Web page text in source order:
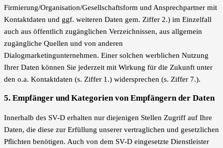
Firmierung/Organisation/Gesellschaftsform und Ansprechpartner mit
Kontaktdaten und ggf. weiteren Daten gem. Ziffer 2.) im Einzelfall
auch aus öffentlich zugänglichen Verzeichnissen, aus allgemein
zugängliche Quellen und von anderen
Dialogmarketingunternehmen. Einer solchen werblichen Nutzung
Ihrer Daten können Sie jederzeit mit Wirkung für die Zukunft unter
den o.a. Kontaktdaten (s. Ziffer 1.) widersprechen (s. Ziffer 7.).
5. Empfänger und Kategorien von Empfängern der Daten
Innerhalb des SV-D erhalten nur diejenigen Stellen Zugriff auf Ihre
Daten, die diese zur Erfüllung unserer vertraglichen und gesetzlichen
Pﬂichten benötigen. Auch von dem SV-D eingesetzte Dienstleister